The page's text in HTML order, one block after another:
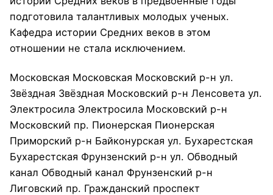
подготовила талантливых молодых ученых.
Кафедра истории Средних веков в этом
отношении не стала исключением.
Московская Московская Московский р-н ул.
Звёздная Звёздная Московский р-н Ленсовета ул.
Электросила Электросила Московский р-н
Московский пр. Пионерская Пионерская
Приморский р-н Байконурская ул. Бухарестская
Бухарестская Фрунзенский р-н ул. Обводный
канал Обводный канал Фрунзенский р-н
Лиговский пр. Гражданский проспект